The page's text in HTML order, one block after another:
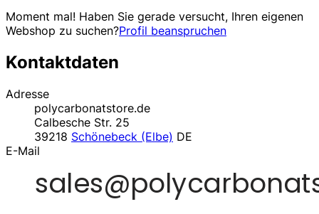
Moment mal! Haben Sie gerade versucht, Ihren eigenen
Webshop zu suchen?Profil beanspruchen
Kontaktdaten
Adresse
polycarbonatstore.de
Calbesche Str. 25
39218 Schönebeck (Elbe) DE
E-Mail